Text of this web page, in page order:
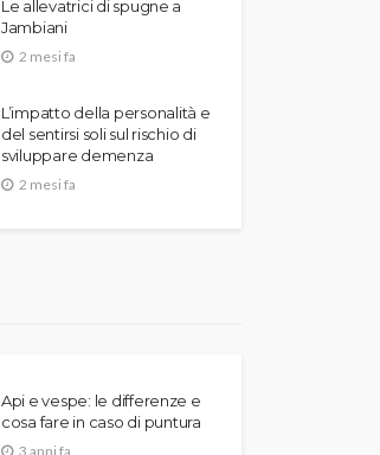
Le allevatrici di spugne a
Jambiani
2 mesi fa
L’impatto della personalità e
del sentirsi soli sul rischio di
sviluppare demenza
2 mesi fa
Api e vespe: le differenze e
cosa fare in caso di puntura
3 anni fa